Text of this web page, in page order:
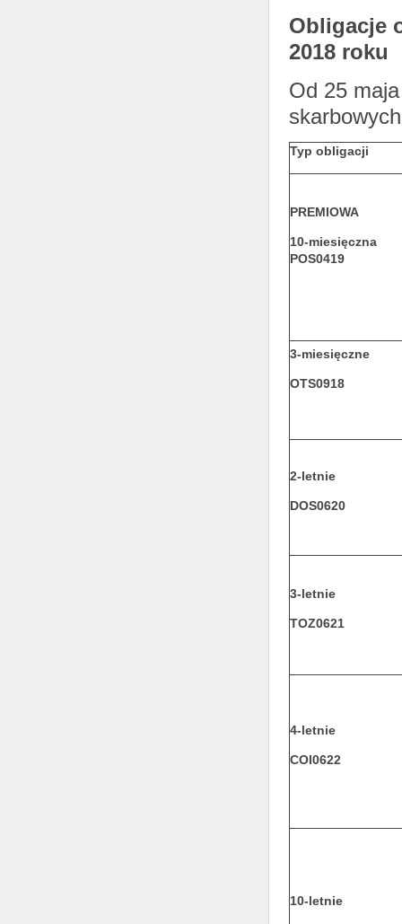
Obligacje
2018 roku
Od 25
Typ obligacji
PREMIOWA
10-miesięczna
POS0419
3-miesięczne
OTS0918
2-letnie
DOS0620
3-letnie
TOZ0621
4-letnie
COI0622
10-letnie